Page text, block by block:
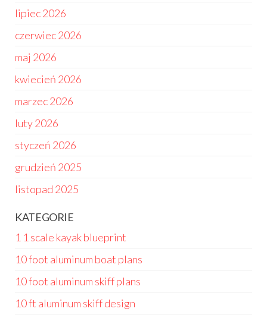
lipiec 2026
czerwiec 2026
maj 2026
kwiecień 2026
marzec 2026
luty 2026
styczeń 2026
grudzień 2025
listopad 2025
KATEGORIE
1 1 scale kayak blueprint
10 foot aluminum boat plans
10 foot aluminum skiff plans
10 ft aluminum skiff design